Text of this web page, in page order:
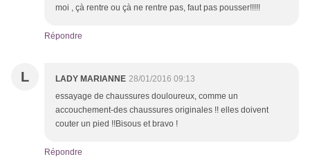
moi , çà rentre ou çà ne rentre pas, faut pas pousser!!!!!
Répondre
L LADY MARIANNE 28/01/2016 09:13
essayage de chaussures douloureux, comme un
accouchement-des chaussures originales !! elles doivent
couter un pied !!Bisous et bravo !
Répondre